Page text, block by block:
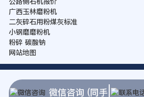
广西玉林磨粉机
二灰碎石用粉煤灰标准
小钢磨磨粉机
粉碎 碳酸钠
网站地图
微信咨询 (同手